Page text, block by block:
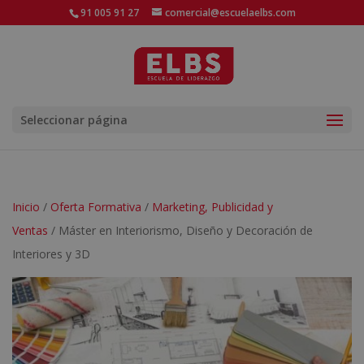
91 005 91 27 comercial@escuelaelbs.com
Seleccionar página
Inicio / Oferta Formativa / Marketing, Publicidad y
Ventas / Máster en Interiorismo, Diseño y Decoración de
Interiores y 3D